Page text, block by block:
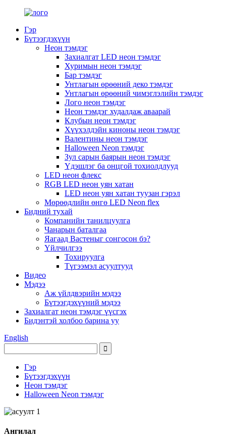
Гэр
Бүтээгдэхүүн
Неон тэмдэг
Захиалгат LED неон тэмдэг
Хуримын неон тэмдэг
Бар тэмдэг
Унтлагын өрөөний деко тэмдэг
Унтлагын өрөөний чимэглэлийн тэмдэг
Лого неон тэмдэг
Неон тэмдэг худалдаж аваарай
Клубын неон тэмдэг
Хүүхэлдэйн киноны неон тэмдэг
Валентины неон тэмдэг
Halloween Neon тэмдэг
Зул сарын баярын неон тэмдэг
Үдэшлэг ба онцгой тохиолдлууд
LED неон флекс
RGB LED неон уян хатан
LED неон уян хатан туузан гэрэл
Мөрөөдлийн өнгө LED Neon flex
Бидний тухай
Компанийн танилцуулга
Чанарын баталгаа
Яагаад Вастеныг сонгосон бэ?
Үйлчилгээ
Тохируулга
Түгээмэл асуултууд
Видео
Мэдээ
Аж үйлдвэрийн мэдээ
Бүтээгдэхүүний мэдээ
Захиалгат неон тэмдэг үүсгэх
Бидэнтэй холбоо барина уу
English
Гэр
Бүтээгдэхүүн
Неон тэмдэг
Halloween Neon тэмдэг
Ангилал